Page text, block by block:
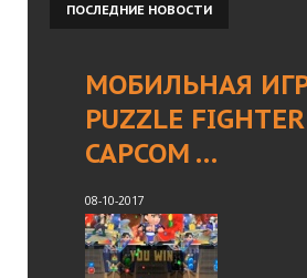
ПОСЛЕДНИЕ НОВОСТИ
МОБИЛЬНАЯ
PUZZLE
CAPCOM …
08-10-2017